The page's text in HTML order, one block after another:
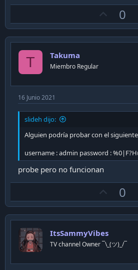
p
v
0
T Takuma
Miembro Regular
16 Junio 2021
slideh dijo:
Alguien podría probar con el
username : admin password :
probe pero no funcionan
p
v
t
e
0
ItsSammyVibes
TV channel Owner ¯\_(ツ)_/¯